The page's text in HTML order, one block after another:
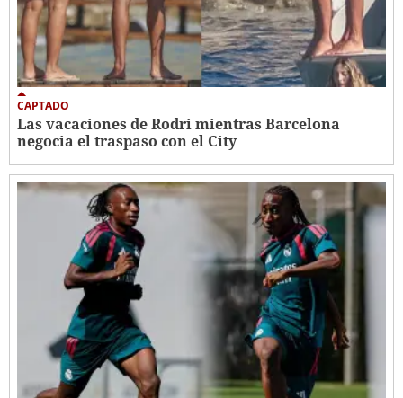
CAPTADO
Las vacaciones de Rodri mientras Barcelona
negocia el traspaso con el City